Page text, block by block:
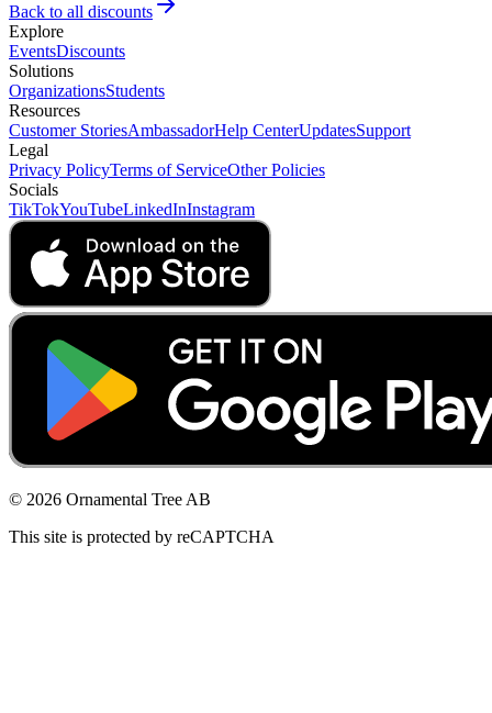
Back to all discounts
Explore
EventsDiscounts
Solutions
OrganizationsStudents
Resources
Customer StoriesAmbassadorHelp CenterUpdatesSupport
Legal
Privacy PolicyTerms of ServiceOther Policies
Socials
TikTokYouTubeLinkedInInstagram
© 2026 Ornamental Tree AB
This site is protected by reCAPTCHA